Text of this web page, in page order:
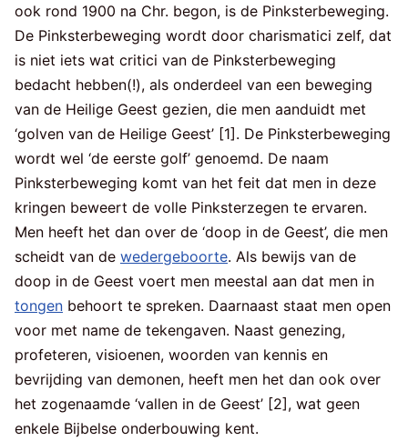
ook rond 1900 na Chr. begon, is de Pinksterbeweging.
De Pinksterbeweging wordt door charismatici zelf, dat
is niet iets wat critici van de Pinksterbeweging
bedacht hebben(!), als onderdeel van een beweging
van de Heilige Geest gezien, die men aanduidt met
‘golven van de Heilige Geest’ [1]. De Pinksterbeweging
wordt wel ‘de eerste golf’ genoemd. De naam
Pinksterbeweging komt van het feit dat men in deze
kringen beweert de volle Pinksterzegen te ervaren.
Men heeft het dan over de ‘doop in de Geest’, die men
scheidt van de wedergeboorte. Als bewijs van de
doop in de Geest voert men meestal aan dat men in
tongen behoort te spreken. Daarnaast staat men open
voor met name de tekengaven. Naast genezing,
profeteren, visioenen, woorden van kennis en
bevrijding van demonen, heeft men het dan ook over
het zogenaamde ‘vallen in de Geest’ [2], wat geen
enkele Bijbelse onderbouwing kent.